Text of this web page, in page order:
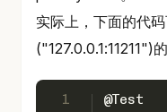
实际上，下面的代
("127.0.0.1:11211")
1
@Test